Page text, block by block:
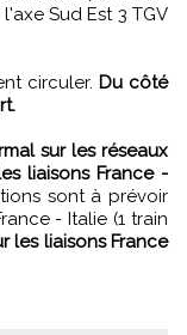
Sud Est 3 TGV
circuler. Du côté
sur les réseaux
liaisons France -
sont à prévoir
- Italie (1 train
les liaisons France